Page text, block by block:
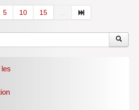
5 10 15
seconde